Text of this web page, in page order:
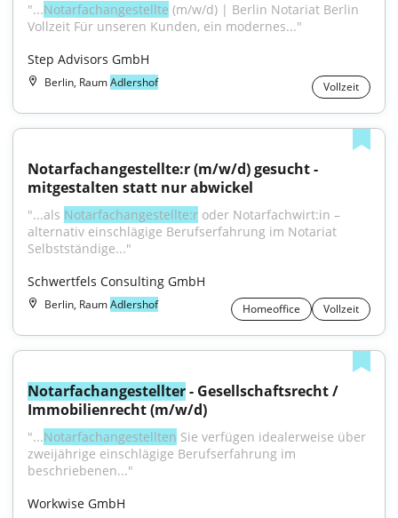
"...Notarfachangestellte (m/w/d) | Berlin Notariat Berlin
Vollzeit Für unseren Kunden, ein modernes..."
Step Advisors GmbH
Berlin, RaumAdlershof Vollzeit
Notarfachangestellte:r (m/w/d) gesucht -
mitgestalten statt nur abwickel
"...als Notarfachangestellte:r oder Notarfachwirt:in –
alternativ einschlägige Berufserfahrung im Notariat
Selbstständige..."
Schwertfels Consulting GmbH
Berlin, RaumAdlershof Homeoffice Vollzeit
Notarfachangestellter - Gesellschaftsrecht /
Immobilienrecht (m/w/d)
"...Notarfachangestellten Sie verfügen idealerweise über
zweijährige einschlägige Berufserfahrung im
beschriebenen..."
Workwise GmbH